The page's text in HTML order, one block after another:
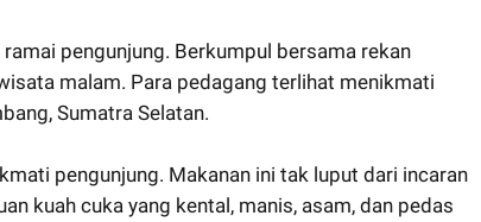
pengunjung. Berkumpul bersama rekan
malam. Para pedagang terlihat menikmati
Sumatra Selatan.
pengunjung. Makanan ini tak luput dari incaran
kuah cuka yang kental, manis, asam, dan pedas